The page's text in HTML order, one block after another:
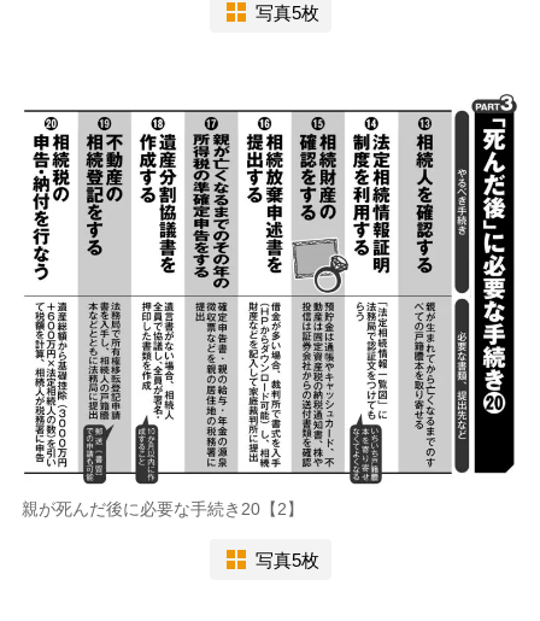
写真5枚
親が死んだ後に必要な手続き20【2】
写真5枚